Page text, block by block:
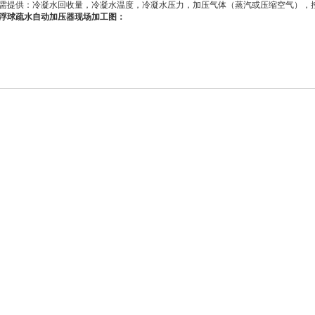
提供：冷凝水回收量，冷凝水温度，冷凝水压力，加压气体（蒸汽或压缩空气），
球疏水自动加压器现场加工图：